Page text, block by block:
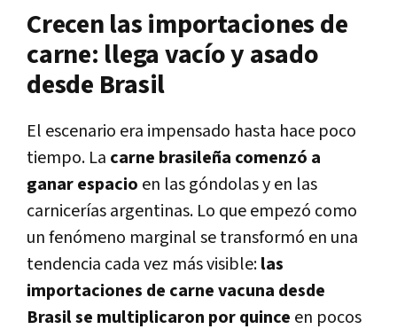
Crecen las importaciones de
carne: llega vacío y asado
desde Brasil
El escenario era impensado hasta hace poco
tiempo. La carne brasileña comenzó a
ganar espacio en las góndolas y en las
carnicerías argentinas. Lo que empezó como
un fenómeno marginal se transformó en una
tendencia cada vez más visible:las
importaciones de carne vacuna desde
Brasil se multiplicaron por quince en pocos